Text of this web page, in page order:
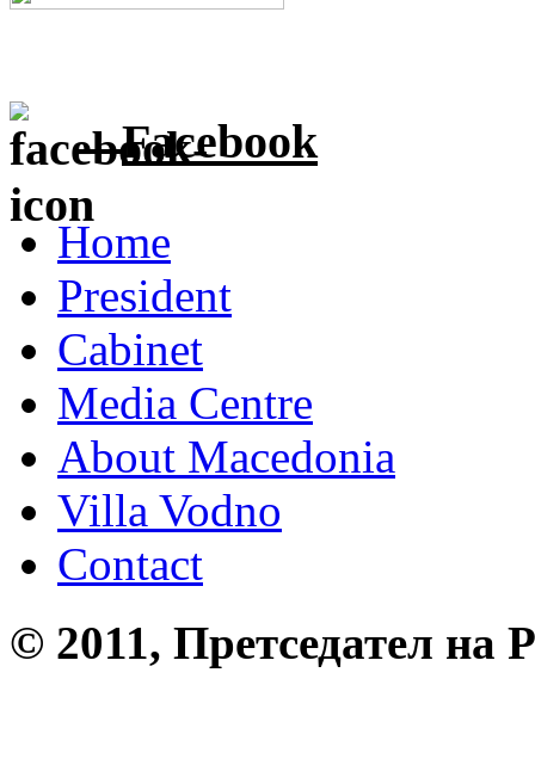
Facebook
Home
President
Cabinet
Media Centre
About Macedonia
Villa Vodno
Contact
© 2011, Претседател на